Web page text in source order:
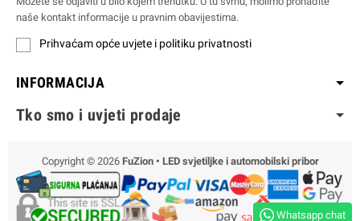
naše kontakt informacije u pravnim obavijestima.
Prihvaćam opće uvjete i politiku privatnosti
INFORMACIJA
Tko smo i uvjeti prodaje
Copyright © 2026 FuZion • LED svjetiljke i automobilski pribor
Whatsapp chat